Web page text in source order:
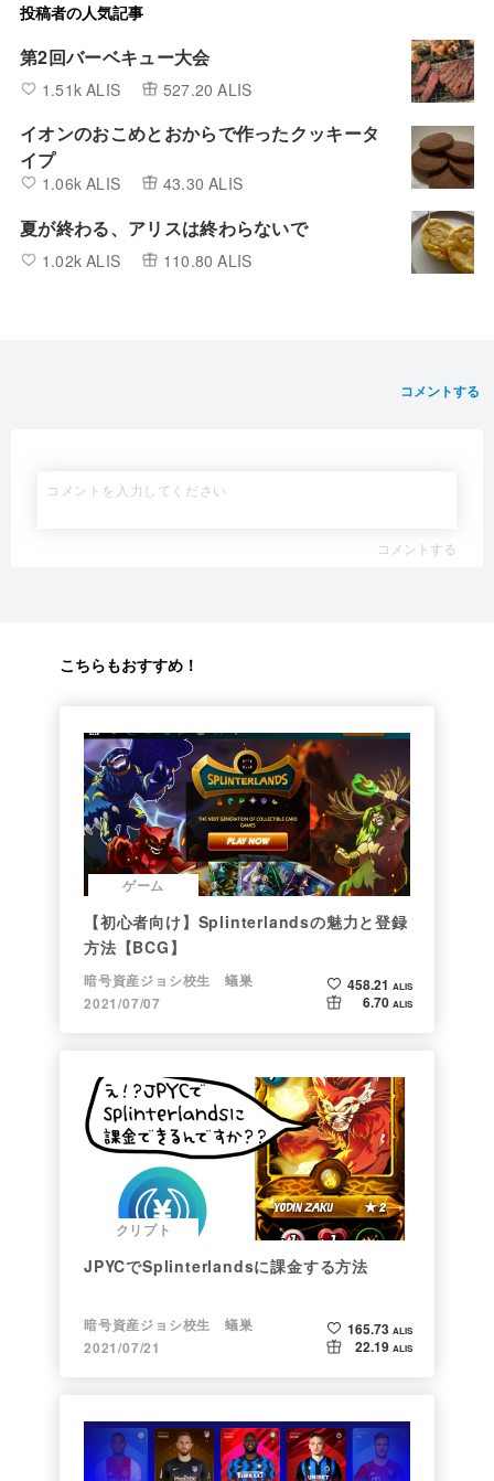
投稿者の人気記事
第2回バーベキュー大会
1.51k ALIS 527.20 ALIS
イオンのおこめとおからで作ったクッキータ
イプ
1.06k ALIS 43.30 ALIS
夏が終わる、アリスは終わらないで
1.02k ALIS 110.80 ALIS
コメントする
コメントする
こちらもおすすめ！
ゲーム
【初心者向け】Splinterlandsの魅力と登録
方法【BCG】
暗号資産ジョシ校生 蟻巣
2021/07/07
458.21 ALIS
6.70 ALIS
クリプト
JPYCでSplinterlandsに課金する方法
暗号資産ジョシ校生 蟻巣
2021/07/21
165.73 ALIS
22.19 ALIS